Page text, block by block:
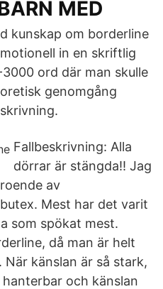
MED
kunskap om borderline
in en skriftlig
ord där man skulle
genomgång
Fallbeskrivning: Alla
dörrar är stängda!! Jag
av
Mest har det varit
som spökat mest.
då man är helt
känslan är så stark,
och känslan